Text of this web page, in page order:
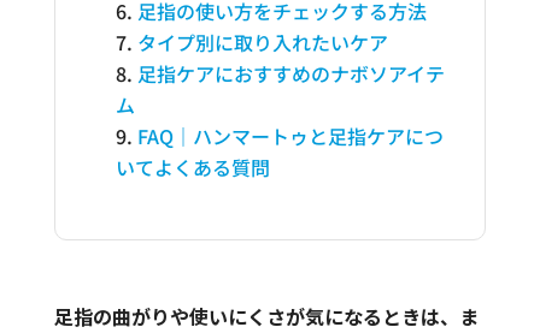
足指の使い方をチェックする方法
タイプ別に取り入れたいケア
足指ケアにおすすめのナボソアイテ
ム
FAQ｜ハンマートゥと足指ケアにつ
いてよくある質問
足指の曲がりや使いにくさが気になるときは、ま